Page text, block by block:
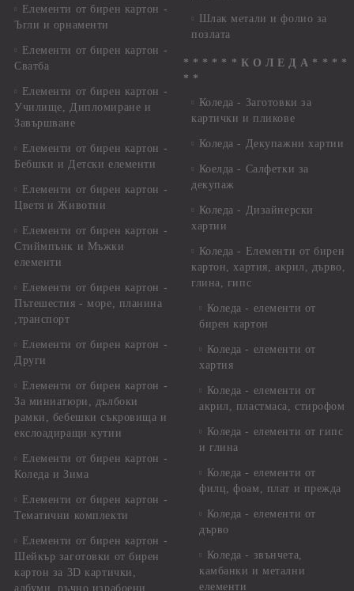
Елементи от бирен картон -
Ъгли и орнаменти
Елементи от бирен картон -
Сватба
Елементи от бирен картон -
Училище, Дипломиране и
Завършване
Елементи от бирен картон -
Бебшки и Детски елементи
Елементи от бирен картон -
Цветя и Животни
Елементи от бирен картон -
Стиймпънк и Мъжки
елементи
Елементи от бирен картон -
Пътешестия - море, планина
,транспорт
Елементи от бирен картон -
Други
Елементи от бирен картон -
За миниатюри, дълбоки
рамки, бебешки съкровища и
екслоадиращи кутии
Елементи от бирен картон -
Коледа и Зима
Елементи от бирен картон -
Тематични комплекти
Елементи от бирен картон -
Шейкър заготовки от бирен
картон за 3D картички,
албуми, ръчно израбоени
Шлак метали и фолио за
позлата
* * * * * * К О Л Е Д А * * * *
* *
Коледа - Заготовки за
картички и пликове
Коледа - Декупажни хартии
Коелда - Салфетки за
декупаж
Коледа - Дизайнерски
хартии
Коледа - Eлементи от бирен
картон, хартия, акрил, дърво,
глина, гипс
Коледа - елементи от
бирен картон
Коледа - елементи от
хартия
Коледа - елементи от
акрил, пластмаса, стирофом
Коледа - елементи от гипс
и глина
Коледа - елементи от
филц, фоам, плат и прежда
Коледа - елементи от
дърво
Коледа - звънчета,
камбанки и метални
елементи